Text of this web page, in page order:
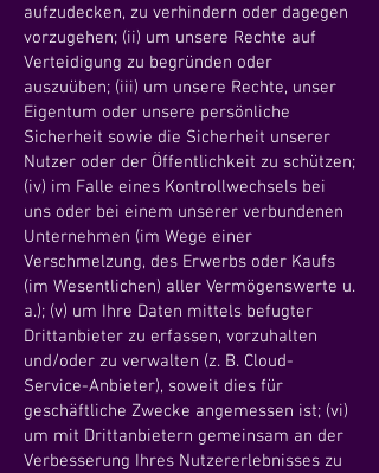
aufzudecken, zu verhindern oder dagegen
vorzugehen; (ii) um unsere Rechte auf
Verteidigung zu begründen oder
auszuüben; (iii) um unsere Rechte, unser
Eigentum oder unsere persönliche
Sicherheit sowie die Sicherheit unserer
Nutzer oder der Öffentlichkeit zu schützen;
(iv) im Falle eines Kontrollwechsels bei
uns oder bei einem unserer verbundenen
Unternehmen (im Wege einer
Verschmelzung, des Erwerbs oder Kaufs
(im Wesentlichen) aller Vermögenswerte u.
a.); (v) um Ihre Daten mittels befugter
Drittanbieter zu erfassen, vorzuhalten
und/oder zu verwalten (z. B. Cloud-
Service-Anbieter), soweit dies für
geschäftliche Zwecke angemessen ist; (vi)
um mit Drittanbietern gemeinsam an der
Verbesserung Ihres Nutzererlebnisses zu